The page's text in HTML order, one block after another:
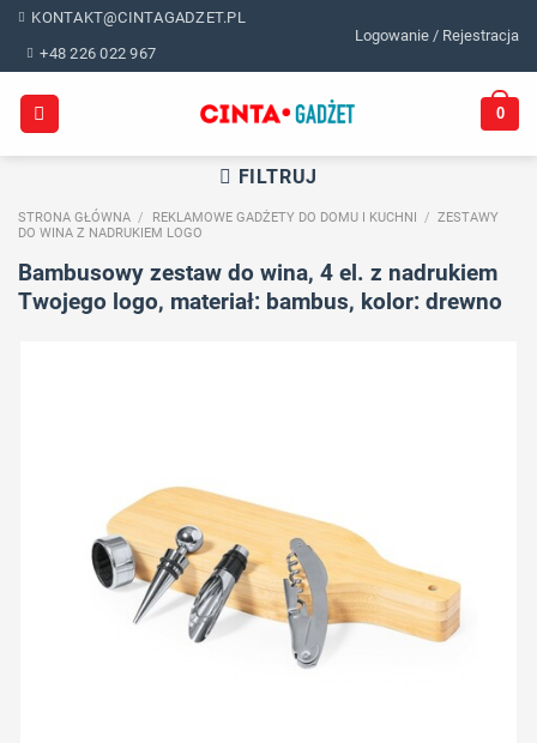
Skip
content
KONTAKT@CINTAGADZET.PL
+48 226 022 967
Logowanie / Rejestracja
0
FILTRUJ
STRONA GŁÓWNA / REKLAMOWE GADŻETY DO DOMU I KUCHNI / ZESTAWY
DO WINA Z NADRUKIEM LOGO
Bambusowy zestaw do wina, 4 el. z nadrukiem
Twojego logo, materiał: bambus, kolor: drewno